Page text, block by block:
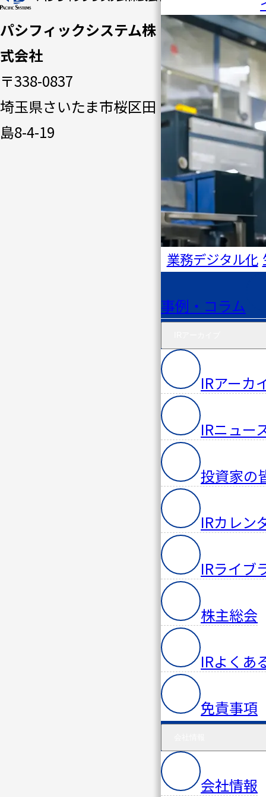
業務デジタル化
事例・コラム
IRアーカ
IRニュー
投資家の
IRカレン
IRライブ
株主総会
IRよくあ
免責事項
会社情報
パシフィックシステム株
式会社
〒338-0837
埼玉県さいたま市桜区田
島8-4-19
ージ
パシフ
ィック
システ
ムの強
み
ソリュ
ーショ
ン一覧
事例・
コラム
IRアー
カイブ
会社情
報
ニュー
ス
セミナ
ー・イ
ベント
PACIFIC
サイバ
ー
セキュ
リティ
研究所